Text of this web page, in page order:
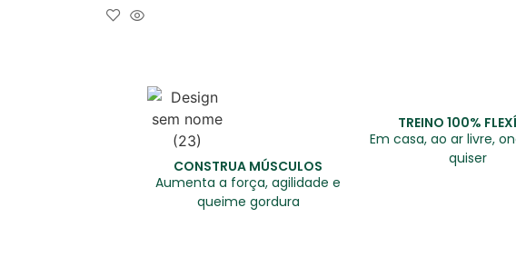
CONSTRUA MÚSCULOS
Aumenta a força, agilidade e
queime gordura
TREINO 100%
Em casa, ao ar livre,
quiser